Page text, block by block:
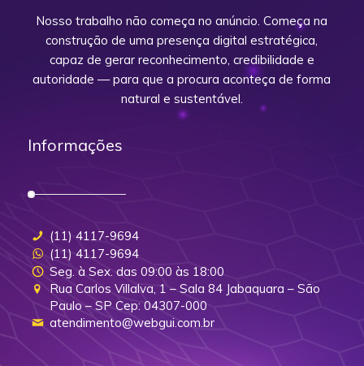
Nosso trabalho não começa no anúncio. Começa na
construção de uma presença digital estratégica,
capaz de gerar reconhecimento, credibilidade e
autoridade — para que a procura aconteça de forma
natural e sustentável.
Informações
(11) 4117-9694
(11) 4117-9694
Seg. à Sex. das 09:00 às 18:00
Rua Carlos Villalva, 1 – Sala 84 Jabaquara – São
Paulo – SP Cep: 04307-000
atendimento@webgui.com.br